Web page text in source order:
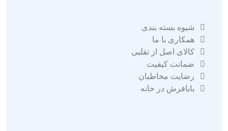
شیوه بسته بندی
همکاری با ما
کالای اصل از تقلبی
ضمانت کیفیت
رضایت مخاطبان
بابافرش در خانه